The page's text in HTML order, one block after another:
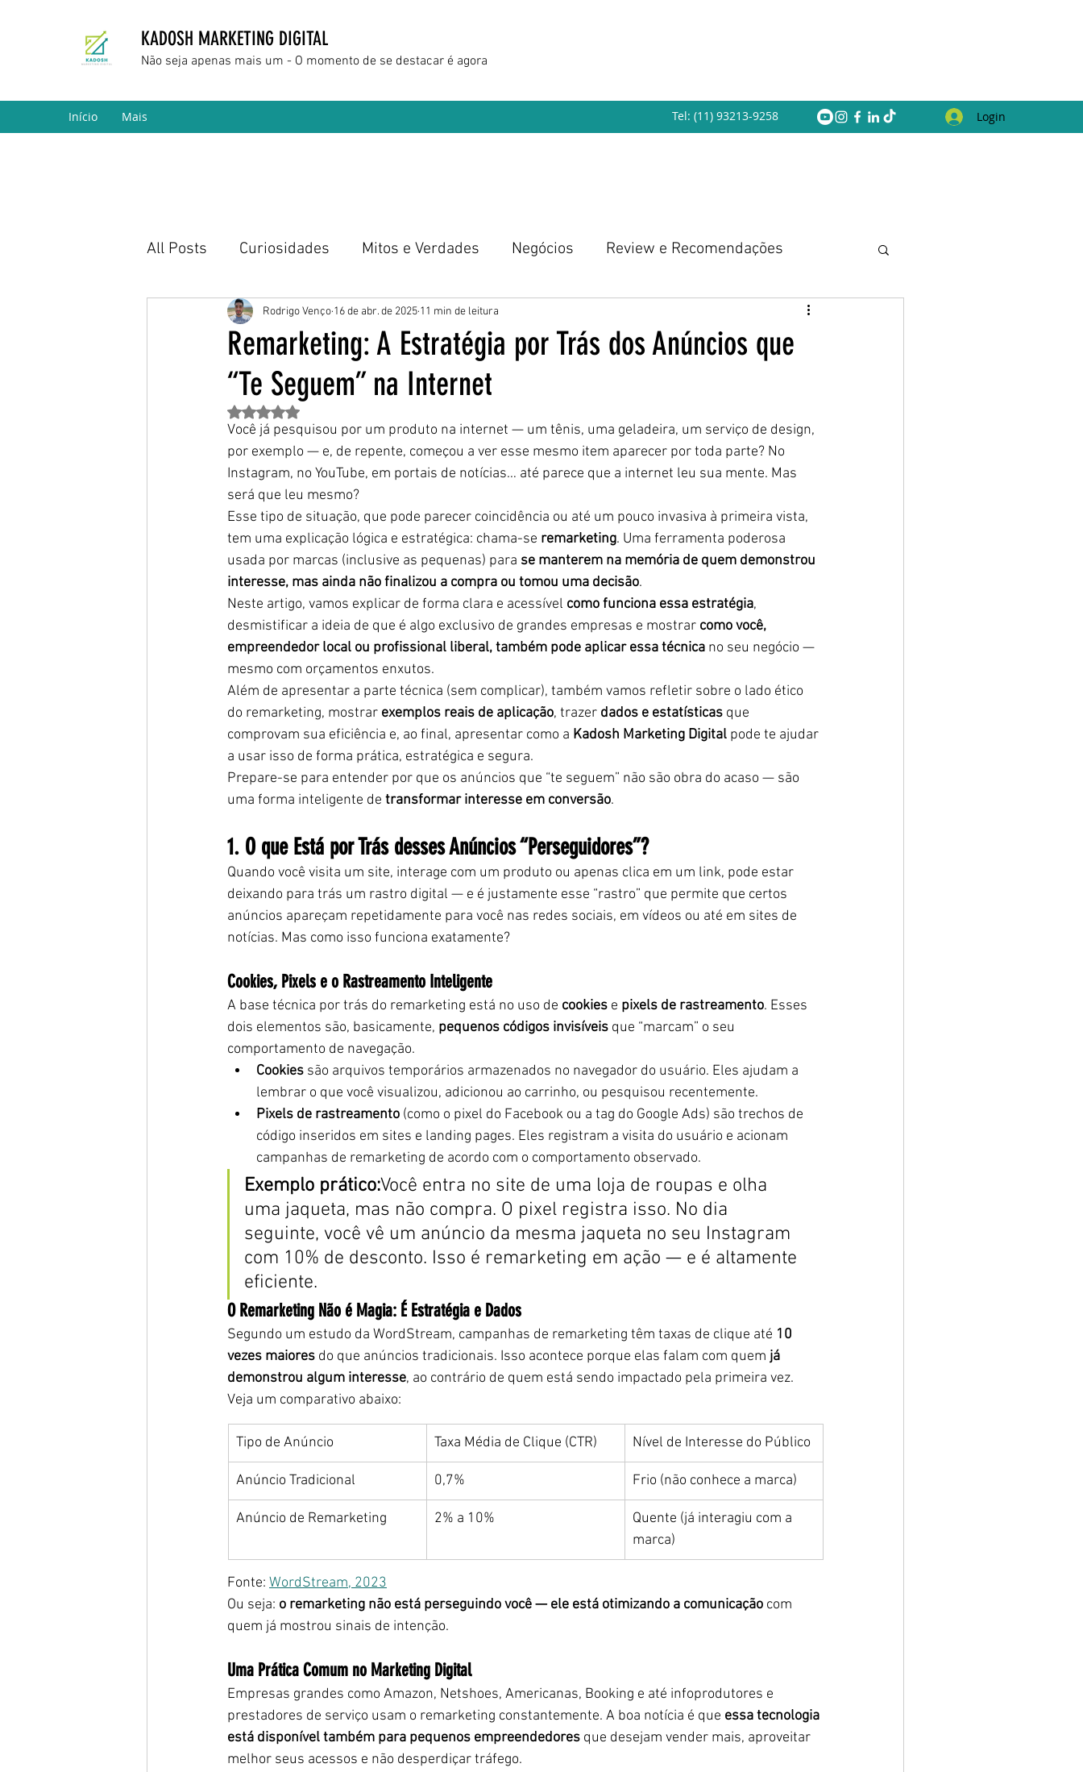
KADOSH MARKETING DIGITAL
Não seja apenas mais um - O momento de se destacar é agora
Início Mais Tel: (11) 93213-9258 Login
All Posts Curiosidades Mitos e Verdades Negócios Review e Recomendações
Marketing Digital Empreendedorismo
Remarketing: A Estratégia por Trás dos Anúncios que
“Te Seguem” na Internet
Rodrigo Venço 16 de abr. de 2025 11 min de leitura
Avaliado com NaN de 5 estrelas.
Você já pesquisou por um produto na internet — um tênis, uma geladeira, um serviço de design,
por exemplo — e, de repente, começou a ver esse mesmo item aparecer por toda parte? No
Instagram, no YouTube, em portais de notícias… até parece que a internet leu sua mente. Mas
será que leu mesmo?
Esse tipo de situação, que pode parecer coincidência ou até um pouco invasiva à primeira vista,
tem uma explicação lógica e estratégica: chama-se remarketing. Uma ferramenta poderosa
usada por marcas (inclusive as pequenas) para se manterem na memória de quem demonstrou
interesse, mas ainda não finalizou a compra ou tomou uma decisão.
Neste artigo, vamos explicar de forma clara e acessível como funciona essa estratégia,
desmistificar a ideia de que é algo exclusivo de grandes empresas e mostrar como você,
empreendedor local ou profissional liberal, também pode aplicar essa técnica no seu negócio —
mesmo com orçamentos enxutos.
Além de apresentar a parte técnica (sem complicar), também vamos refletir sobre o lado ético
do remarketing, mostrar exemplos reais de aplicação, trazer dados e estatísticas que
comprovam sua eficiência e, ao final, apresentar como a Kadosh Marketing Digital pode te ajudar
a usar isso de forma prática, estratégica e segura.
Prepare-se para entender por que os anúncios que “te seguem” não são obra do acaso — são
uma forma inteligente de transformar interesse em conversão.
1. O que Está por Trás desses Anúncios “Perseguidores”?
Quando você visita um site, interage com um produto ou apenas clica em um link, pode estar
deixando para trás um rastro digital — e é justamente esse “rastro” que permite que certos
anúncios apareçam repetidamente para você nas redes sociais, em vídeos ou até em sites de
notícias. Mas como isso funciona exatamente?
Cookies, Pixels e o Rastreamento Inteligente
A base técnica por trás do remarketing está no uso de cookies e pixels de rastreamento. Esses
dois elementos são, basicamente, pequenos códigos invisíveis que “marcam” o seu
comportamento de navegação.
Cookies são arquivos temporários armazenados no navegador do usuário. Eles ajudam a
lembrar o que você visualizou, adicionou ao carrinho, ou pesquisou recentemente.
Pixels de rastreamento (como o pixel do Facebook ou a tag do Google Ads) são trechos de
código inseridos em sites e landing pages. Eles registram a visita do usuário e acionam
campanhas de remarketing de acordo com o comportamento observado.
Exemplo prático:Você entra no site de uma loja de roupas e olha
uma jaqueta, mas não compra. O pixel registra isso. No dia
seguinte, você vê um anúncio da mesma jaqueta no seu Instagram
com 10% de desconto. Isso é remarketing em ação — e é altamente
eficiente.
O Remarketing Não é Magia: É Estratégia e Dados
Segundo um estudo da WordStream, campanhas de remarketing têm taxas de clique até 10
vezes maiores do que anúncios tradicionais. Isso acontece porque elas falam com quem já
demonstrou algum interesse, ao contrário de quem está sendo impactado pela primeira vez.
Veja um comparativo abaixo:
Tipo de Anúncio Taxa Média de Clique (CTR) Nível de Interesse do Público
Anúncio Tradicional 0,7% Frio (não conhece a marca)
Anúncio de Remarketing 2% a 10%
Quente (já interagiu com a
marca)
Fonte: WordStream, 2023
Ou seja: o remarketing não está perseguindo você — ele está otimizando a comunicação com
quem já mostrou sinais de intenção.
Uma Prática Comum no Marketing Digital
Empresas grandes como Amazon, Netshoes, Americanas, Booking e até infoprodutores e
prestadores de serviço usam o remarketing constantemente. A boa notícia é que essa tecnologia
está disponível também para pequenos empreendedores que desejam vender mais, aproveitar
melhor seus acessos e não desperdiçar tráfego.